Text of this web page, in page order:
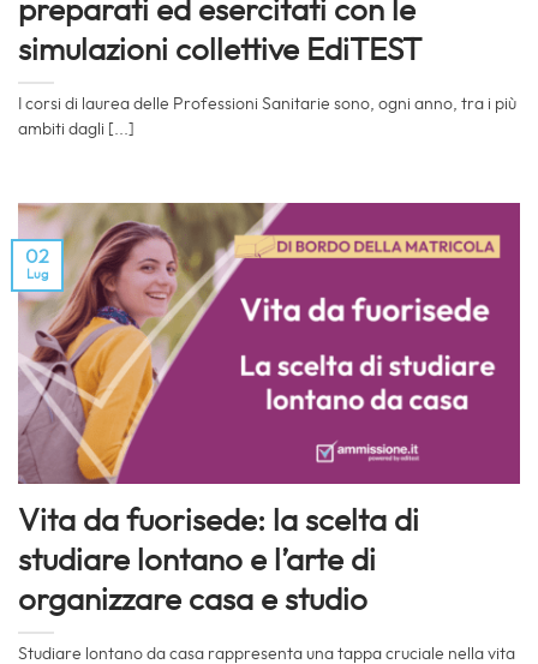
preparati ed esercitati con le
simulazioni collettive EdiTEST
I corsi di laurea delle Professioni Sanitarie sono, ogni anno, tra i più
ambiti dagli [...]
Vita da fuorisede: la scelta di
studiare lontano e l’arte di
organizzare casa e studio
Studiare lontano da casa rappresenta una tappa cruciale nella vita
02
Lug